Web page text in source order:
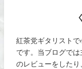
紅茶党ギタリスト
です。当ブログで
のレビューをした